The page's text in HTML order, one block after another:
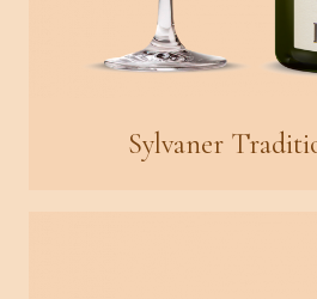
Sylvaner